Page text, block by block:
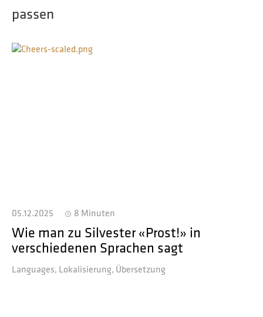
passen
05.12.2025 8 Minuten
Wie man zu Silvester «Prost!» in
verschiedenen Sprachen sagt
Languages Lokalisierung Übersetzung